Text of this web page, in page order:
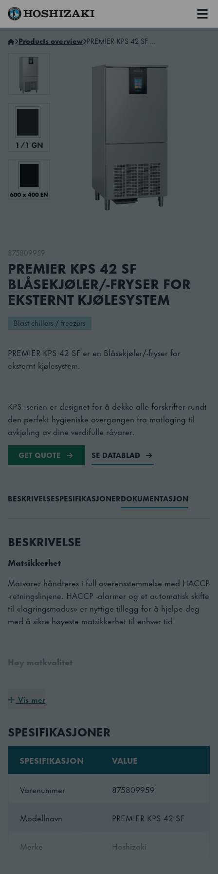
Hoshizaki Norway
Products overview PREMIER KPS 42 SF Blåsekjøler/-fryser for eksternt kjølesystem
875809959
PREMIER KPS 42 SF
BLÅSEKJØLER/-FRYSER FOR
EKSTERNT KJØLESYSTEM
Blast chillers / freezers
PREMIER KPS 42 SF er en Blåsekjøler/-fryser for
eksternt kjølesystem.
KPS -serien er designet for å dekke alle forskrifter rundt
den perfekt hygieniske overgangen fra matlaging til
avkjøling av dine verdifulle råvarer.
GET QUOTE SE DATABLAD
BESKRIVELSESPESIFIKASJONERDOKUMENTASJON
BESKRIVELSE
Matsikkerhet
Matvarer håndteres i full overensstemmelse med HACCP
-retningslinjene. HACCP -alarmer og et automatisk skifte
til «lagringsmodus» er nyttige tillegg for å hjelpe deg
med å sikre høyeste matsikkerhet til enhver tid.
Høy matkvalitet
næringsinnhold bevares. Bruk av IFR -funksjon beskytter
også mot overflatefryseskader.
Allsidighet
sykluser kan lagres.
Vis mer
SPESIFIKASJONER
SPESIFIKASJON VALUE
Varenummer 875809959
Modellnavn PREMIER KPS 42 SF
Merke Hoshizaki